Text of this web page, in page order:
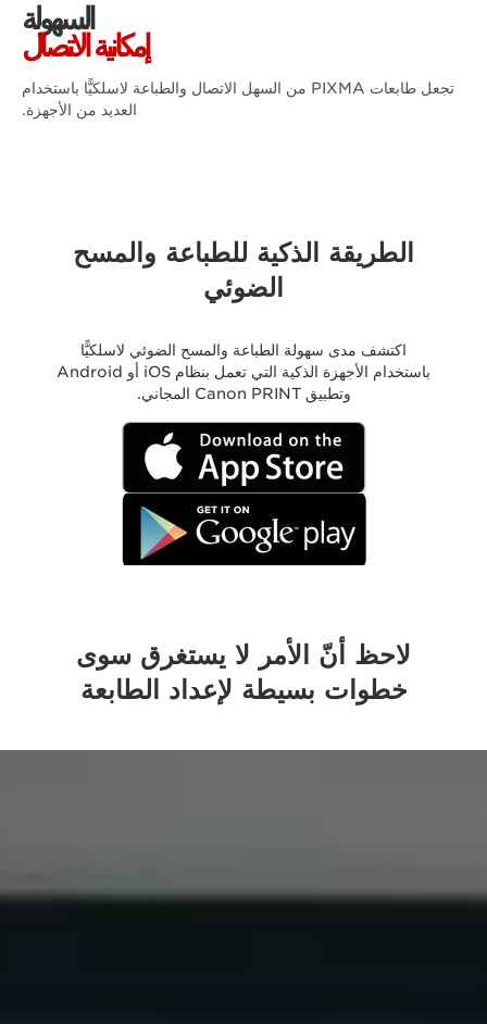
السهولة
إمكانية الاتصال
تجعل طابعات PIXMA من السهل الاتصال والطباعة لاسلكيًّا باستخدام
العديد من الأجهزة.
الطريقة الذكية للطباعة والمسح
الضوئي
اكتشف مدى سهولة الطباعة والمسح الضوئي لاسلكيًّا
باستخدام الأجهزة الذكية التي تعمل بنظام iOS أو Android
وتطبيق Canon PRINT المجاني.
لاحظ أنّ الأمر لا يستغرق سوى
خطوات بسيطة لإعداد الطابعة